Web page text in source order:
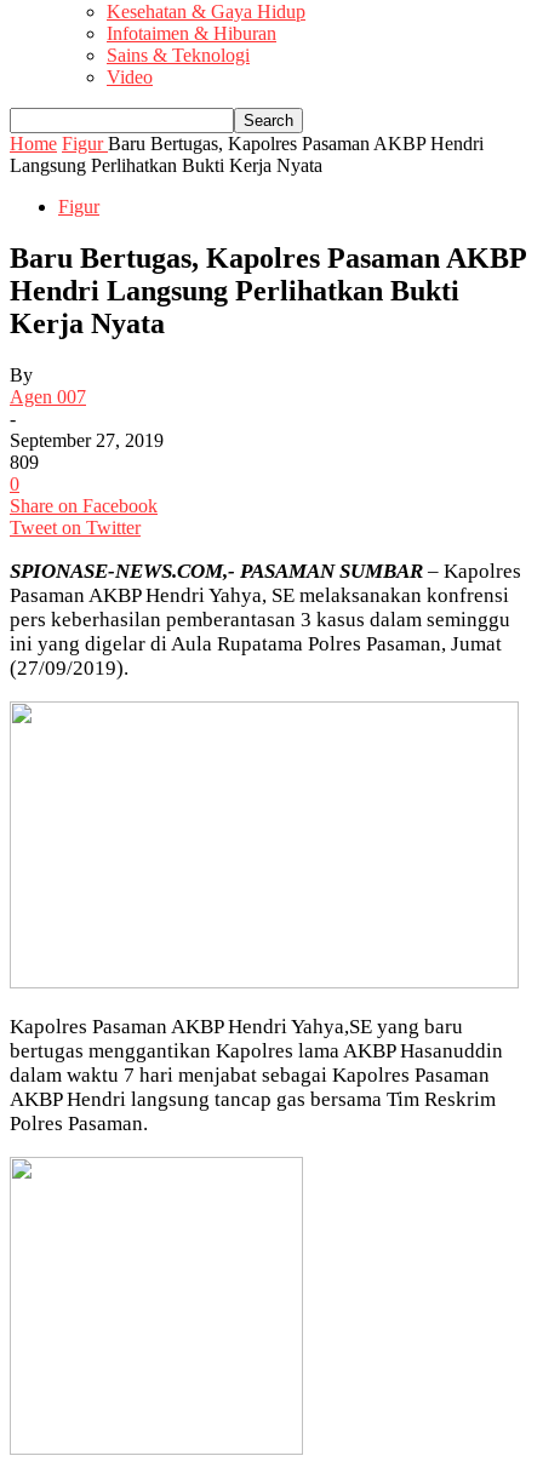
Kesehatan & Gaya Hidup
Infotaimen & Hiburan
Sains & Teknologi
Video
Home Figur Baru Bertugas, Kapolres Pasaman AKBP Hendri
Langsung Perlihatkan Bukti Kerja Nyata
Figur
Baru Bertugas, Kapolres Pasaman AKBP
Hendri Langsung Perlihatkan Bukti
Kerja Nyata
By
Agen 007
-
September 27, 2019
809
0
Share on Facebook
Tweet on Twitter
SPIONASE-NEWS.COM,- PASAMAN SUMBAR – Kapolres
Pasaman AKBP Hendri Yahya, SE melaksanakan konfrensi
pers keberhasilan pemberantasan 3 kasus dalam seminggu
ini yang digelar di Aula Rupatama Polres Pasaman, Jumat
(27/09/2019).
Kapolres Pasaman AKBP Hendri Yahya,SE yang baru
bertugas menggantikan Kapolres lama AKBP Hasanuddin
dalam waktu 7 hari menjabat sebagai Kapolres Pasaman
AKBP Hendri langsung tancap gas bersama Tim Reskrim
Polres Pasaman.